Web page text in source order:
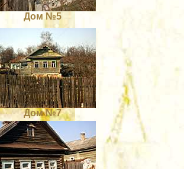
Дом №5
Дом №7